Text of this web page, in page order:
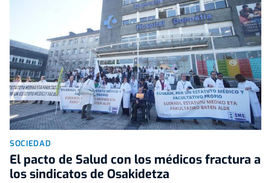
SOCIEDAD
El pacto de Salud con los médicos fractura a
los sindicatos de Osakidetza